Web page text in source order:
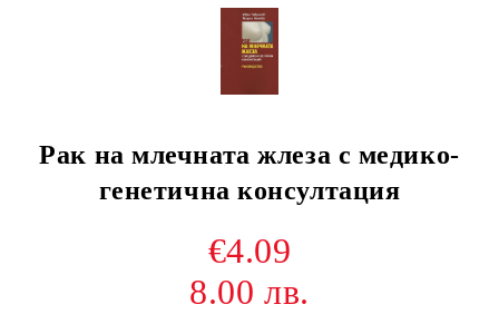
Рак на млечната жлеза с медико-
генетична консултация
€4.09
8.00 лв.